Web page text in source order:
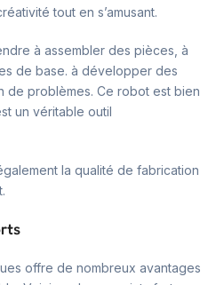
tout en s’amusant.
à assembler des pièces, à
de base. à développer des
de problèmes. Ce robot est bien
un véritable outil
la qualité de fabrication
offre de nombreux avantages